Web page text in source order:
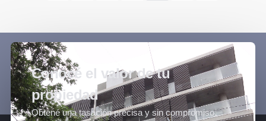
Conocé el valor de tu
propiedad
Obtené una tasación precisa y sin compromiso,